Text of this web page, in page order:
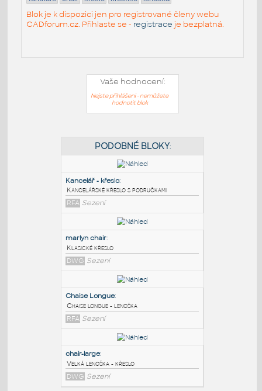
Blok je k dispozici jen pro registrované členy webu
CADforum.cz. Přihlaste se - registrace je bezplatná.
Vaše hodnocení:
Nejste přihlášeni - nemůžete
hodnotit blok
Kancelář - křeslo
Kancelářské křeslo s područkami
RFA Sezení
marlyn chair:
Klasické křeslo
DWG Sezení